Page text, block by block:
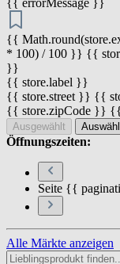
{{ errorMessage }}
{{
* 100) / 100 }} {{
}}
{{ store.label }}
{{ store.street }} {{
{{ store.zipCode }}
Ausgewählt
Öffnungszeiten:
Seite {{
Alle Märkte anzeigen